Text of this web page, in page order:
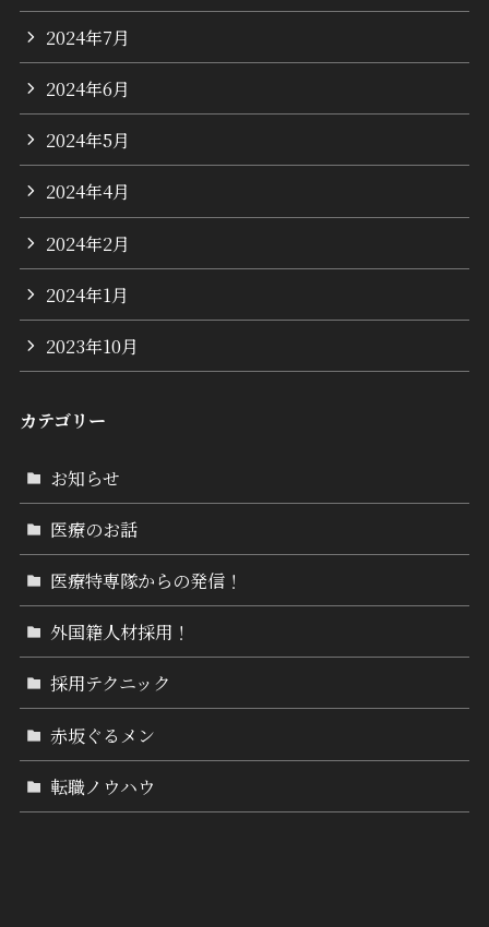
2024年7月
2024年6月
2024年5月
2024年4月
2024年2月
2024年1月
2023年10月
カテゴリー
お知らせ
医療のお話
医療特専隊からの発信！
外国籍人材採用！
採用テクニック
赤坂ぐるメン
転職ノウハウ